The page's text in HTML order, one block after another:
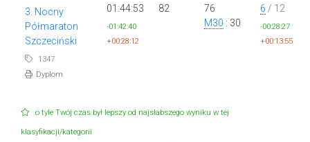
3. Nocny
Półmaraton
Szczeciński
1347
Dyplom
01:44:53
-01:42:40
+00:28:12
82
76
M30 : 30
6 / 12
-00:28:27
+00:13:55
o tyle Twój czas był lepszy od najsłabszego wyniku w tej
klasyfikacji/kategorii